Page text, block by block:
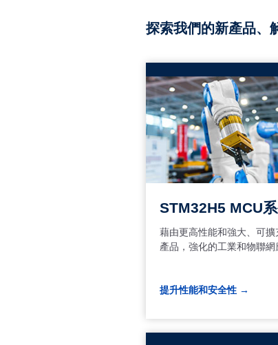
探索我們的新產品、
STM32H5 MCU系
藉由更高性能和強大、可擴
產品，強化的工業和物聯網
提升性能和安全性 →